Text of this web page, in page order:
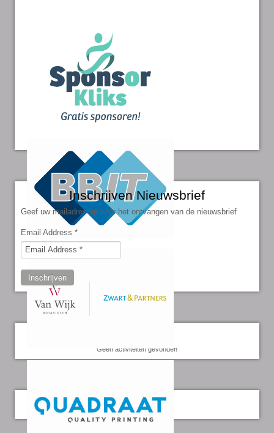
Inschrijven Nieuwsbrief
Geef uw mailadres op voor het ontvangen van de nieuwsbrief
Email Address *
Inschrijven
Geen activiteiten gevonden
Twitter